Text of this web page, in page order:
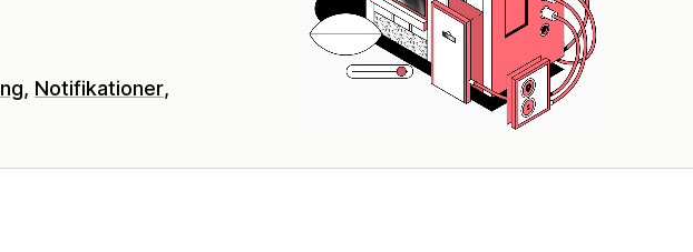
Notifikationer